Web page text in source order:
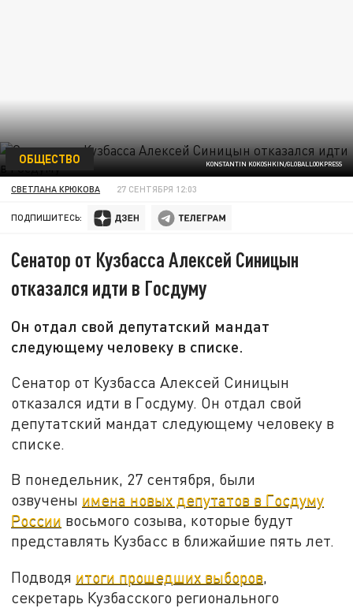
KONSTANTIN KOKOSHKIN/GLOBALLOOKPRESS
ОБЩЕСТВО
СВЕТЛАНА КРЮКОВА 27 СЕНТЯБРЯ 12:03
ПОДПИШИТЕСЬ:
Сенатор от Кузбасса Алексей Синицын
отказался идти в Госдуму
Он отдал свой депутатский мандат
следующему человеку в списке.
Сенатор от Кузбасса Алексей Синицын
отказался идти в Госдуму. Он отдал свой
депутатский мандат следующему человеку в
списке.
В понедельник, 27 сентября, были
озвучены имена новых депутатов в Госдуму
России восьмого созыва, которые будут
представлять Кузбасс в ближайшие пять лет.
Подводя итоги прошедших выборов,
секретарь Кузбасского регионального